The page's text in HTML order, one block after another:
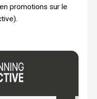
promotions sur le